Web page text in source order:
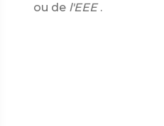
ou de l'EEE .